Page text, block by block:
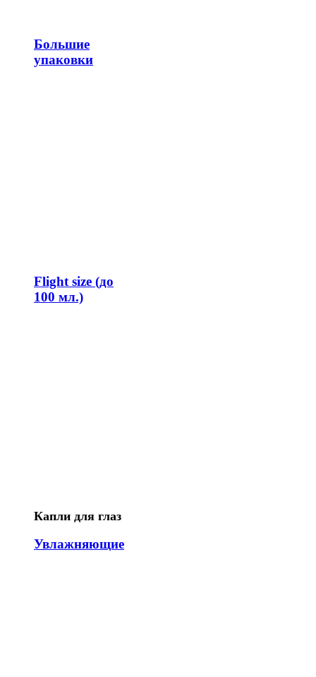
Большие
упаковки
Flight size (до
100 мл.)
Капли для глаз
Увлажняющие